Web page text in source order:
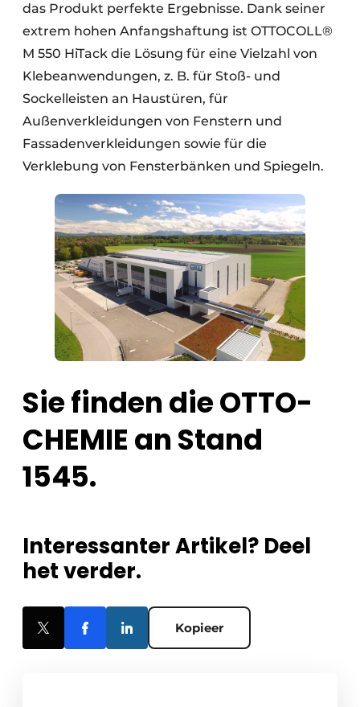
das Produkt perfekte Ergebnisse. Dank seiner
extrem hohen Anfangshaftung ist OTTOCOLL®
M 550 HiTack die Lösung für eine Vielzahl von
Klebeanwendungen, z. B. für Stoß- und
Sockelleisten an Haustüren, für
Außenverkleidungen von Fenstern und
Fassadenverkleidungen sowie für die
Verklebung von Fensterbänken und Spiegeln.
Sie finden die OTTO-
CHEMIE an Stand
1545.
Interessanter Artikel? Deel
het verder.
Kopieer